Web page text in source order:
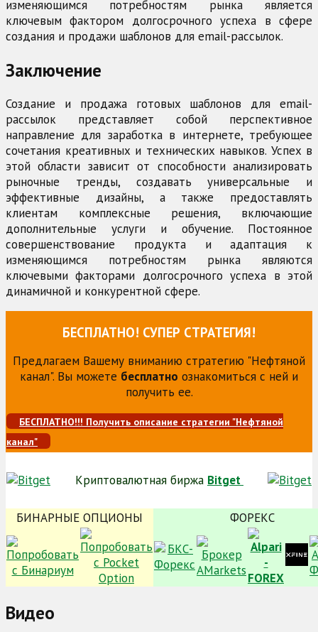
изменяющимся потребностям рынка является
ключевым фактором долгосрочного успеха в сфере
создания и продажи шаблонов для email-рассылок.
Заключение
Создание и продажа готовых шаблонов для email-
рассылок представляет собой перспективное
направление для заработка в интернете, требующее
сочетания креативных и технических навыков. Успех в
этой области зависит от способности анализировать
рыночные тренды, создавать универсальные и
эффективные дизайны, а также предоставлять
клиентам комплексные решения, включающие
дополнительные услуги и обучение. Постоянное
совершенствование продукта и адаптация к
изменяющимся потребностям рынка являются
ключевыми факторами долгосрочного успеха в этой
динамичной и конкурентной сфере.
БЕСПЛАТНО! СУПЕР СТРАТЕГИЯ!
Предлагаем Вашему вниманию стратегию "Нефтяной
канал". Вы можете бесплатно ознакомиться с ней и
получить ее.
БЕСПЛАТНО!!! Получить описание стратегии "Нефтяной
канал"
Криптовалютная биржа Bitget
БИНАРНЫЕ ОПЦИОНЫ ФОРЕКС
Видео